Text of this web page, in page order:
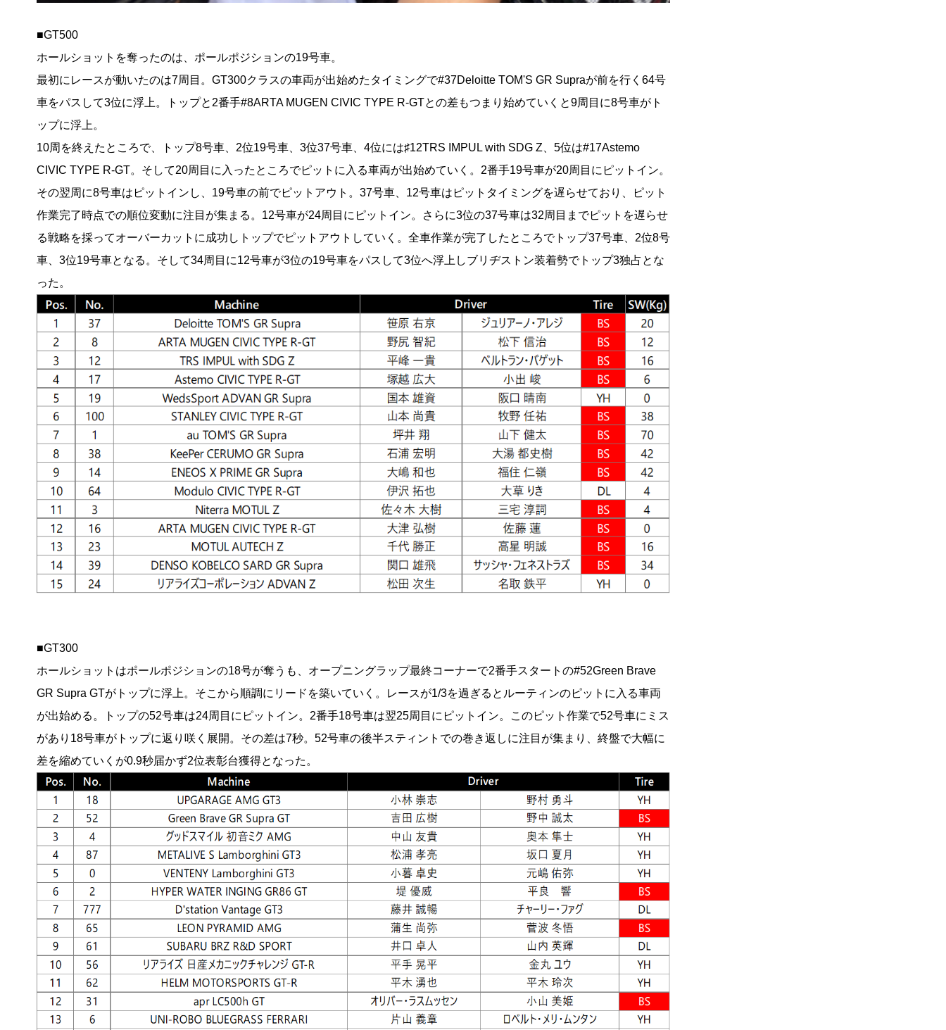
■GT500
ホールショットを奪ったのは、ポールポジションの19号車。
最初にレースが動いたのは7周目。GT300クラスの車両が出始めたタイミングで#37Deloitte TOM'S GR Supraが前を行く64号
車をパスして3位に浮上。トップと2番手#8ARTA MUGEN CIVIC TYPE R-GTとの差もつまり始めていくと9周目に8号車がト
ップに浮上。
10周を終えたところで、トップ8号車、2位19号車、3位37号車、4位には♯12TRS IMPUL with SDG Z、5位は#17Astemo
CIVIC TYPE R-GT。そして20周目に入ったところでピットに入る車両が出始めていく。2番手19号車が20周目にピットイン。
その翌周に8号車はピットインし、19号車の前でピットアウト。37号車、12号車はピットタイミングを遅らせており、ピット
作業完了時点での順位変動に注目が集まる。12号車が24周目にピットイン。さらに3位の37号車は32周目までピットを遅らせ
る戦略を採ってオーバーカットに成功しトップでピットアウトしていく。全車作業が完了したところでトップ37号車、2位8号
車、3位19号車となる。そして34周目に12号車が3位の19号車をパスして3位へ浮上しブリヂストン装着勢でトップ3独占とな
った。
■GT300
ホールショットはポールポジションの18号が奪うも、オープニングラップ最終コーナーで2番手スタートの#52Green Brave
GR Supra GTがトップに浮上。そこから順調にリードを築いていく。レースが1/3を過ぎるとルーティンのピットに入る車両
が出始める。トップの52号車は24周目にピットイン。2番手18号車は翌25周目にピットイン。このピット作業で52号車にミス
があり18号車がトップに返り咲く展開。その差は7秒。52号車の後半スティントでの巻き返しに注目が集まり、終盤で大幅に
差を縮めていくが0.9秒届かず2位表彰台獲得となった。